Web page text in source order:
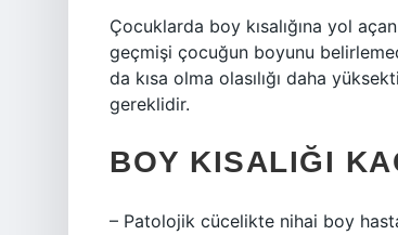
Çocuklarda boy kısalığına yol
geçmişi çocuğun boyunu
da kısa olma olasılığı daha
gereklidir.
BOY KISALIĞI
– Patolojik cücelikte nihai boy